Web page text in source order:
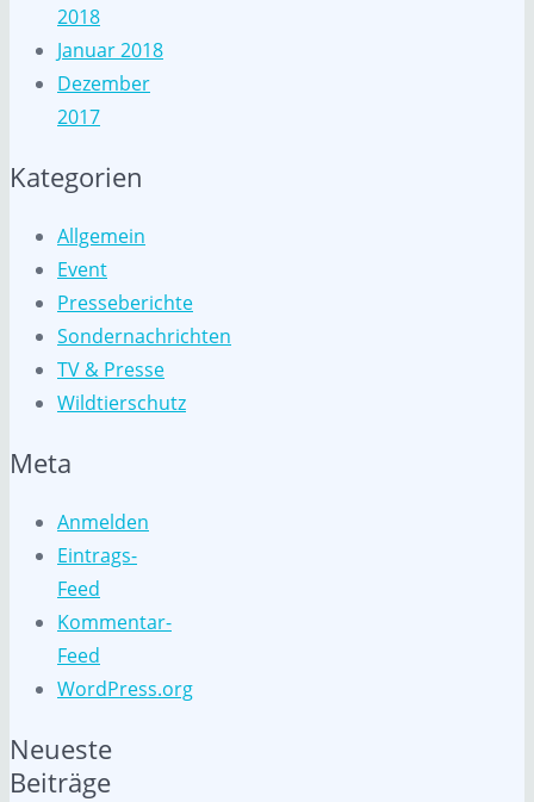
2018
Januar 2018
Dezember
2017
Kategorien
Allgemein
Event
Presseberichte
Sondernachrichten
TV & Presse
Wildtierschutz
Meta
Anmelden
Eintrags-
Feed
Kommentar-
Feed
WordPress.org
Neueste
Beiträge